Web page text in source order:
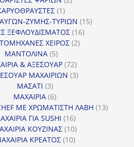
11
προϊόν
ΖΥΜΗΣ-ΤΥΡΙΩΝ 1515
ΞΕΦΛΟΥΔΙΣΜΑΤΟΣ 1616
ΧΕΙΡΟΣ 22
ΜΑΝΤΟΛΙΝΑ 55
προϊόντα
& ΑΞΕΣΟΥΑΡ 7272
προϊόντα
ΜΑΧΑΙΡΙΩΝ 33
ΜΑΣΑΤΙ 33
προϊόντα
ΜΑΧΑΙΡΙΑ 66
προϊόντα
ΜΕ ΧΡΩΜΑΤΙΣΤΗ ΛΑΒΗ 1313
ΓΙΑ SUSHI 1616
προϊόντα
ΚΟΥΖΙΝΑΣ 1010
προϊόντα
ΚΡΕΑΤΟΣ 1010